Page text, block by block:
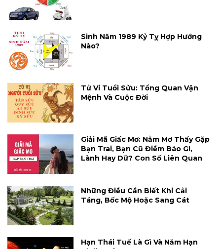
Sinh Năm 1989 Kỷ Tỵ Hợp Hướng
Nào?
Tử Vi Tuổi Sửu: Tổng Quan Vận
Mệnh Và Cuộc Đời
Giải Mã Giấc Mơ: Nằm Mơ Thấy Gặp
Bạn Trai, Bạn Cũ Điềm Báo Gì,
Lành Hay Dữ? Con Số Liên Quan
Những Điều Cần Biết Khi Cải
Táng, Bốc Mộ Hoặc Sang Cát
Hạn Thái Tuế Là Gì Và Năm Hạn